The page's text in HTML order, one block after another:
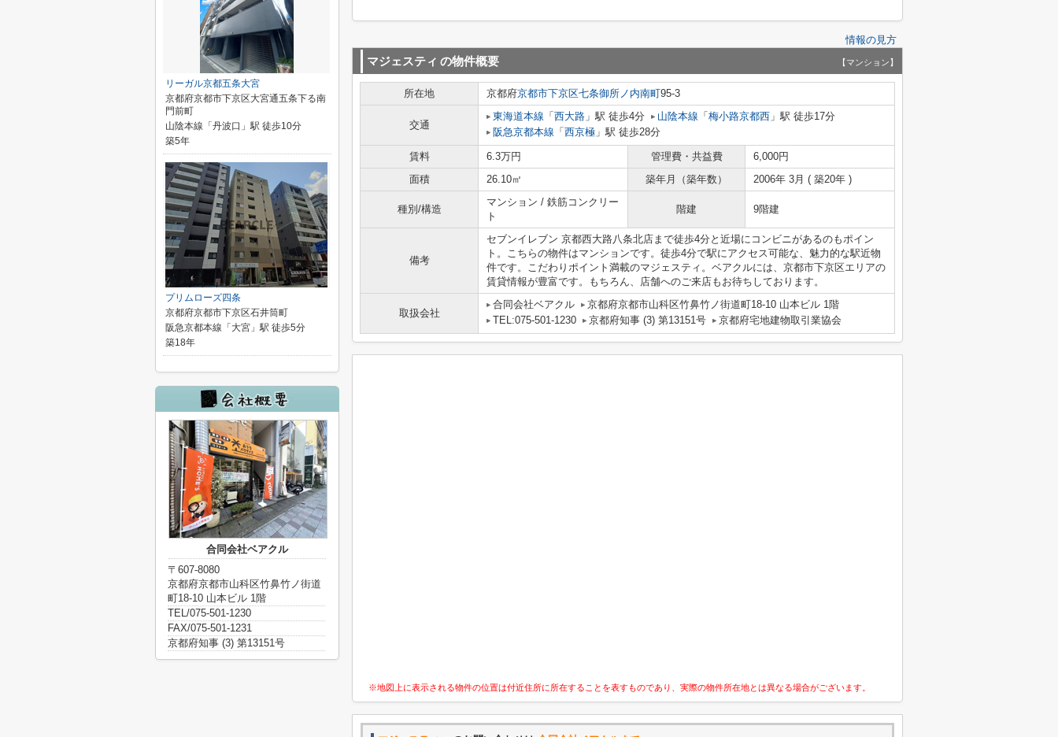
情報の見方
マジェスティ の物件概要 【マンション】
所在地 京都府京都市下京区七条御所ノ内南町95-3
交通
東海道本線 「 西大路 」駅 徒歩4分 山陰本線 「 梅小路京都西 」駅 徒歩17分
阪急京都本線 「 西京極 」駅 徒歩28分
賃料 6.3万円 管理費・共益費
6,000円
面積
26.10㎡ 築年月（築年数） 2006年 3月 ( 築20年 )
種別/構造
マンション / 鉄筋コンクリー
ト
階建 9階建
備考
セブンイレブン 京都西大路八条北店まで徒歩4分と近場にコンビニがあるのもポイン
ト。こちらの物件はマンションです。徒歩4分で駅にアクセス可能な、魅力的な駅近物
件です。こだわりポイント満載のマジェスティ。ベアクルには、京都市下京区エリアの
賃貸情報が豊富です。もちろん、店舗へのご来店もお待ちしております。
取扱会社
合同会社ベアクル
京都府京都市山科区竹鼻竹ノ街道町18-10 山本ビル 1階
TEL:075-501-1230
京都府知事 (3) 第13151号 京都府宅地建物取引業協会
※地図上に表示される物件の位置は付近住所に所在することを表すものであり、実際の物件所在地とは異なる場合がございます。
リーガル京都五条大宮
京都府京都市下京区大宮通五条下る南
門前町
山陰本線「丹波口」駅 徒歩10分
築5年
プリムローズ四条
京都府京都市下京区石井筒町
阪急京都本線「大宮」駅 徒歩5分
築18年
合同会社ベアクル
〒607-8080
京都府京都市山科区竹鼻竹ノ街道
町18-10 山本ビル 1階
TEL/075-501-1230
FAX/075-501-1231
京都府知事 (3) 第13151号